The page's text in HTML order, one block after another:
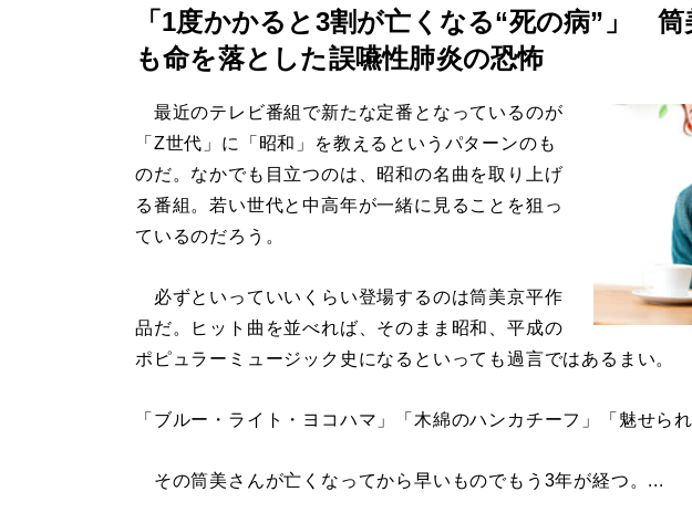
「1度かかると3割が亡くなる“死の病”」 筒
も命を落とした誤嚥性肺炎の恐怖
最近のテレビ番組で新たな定番となっているのが
「Z世代」に「昭和」を教えるというパターンのも
のだ。なかでも目立つのは、昭和の名曲を取り上げ
る番組。若い世代と中高年が一緒に見ることを狙っ
ているのだろう。
必ずといっていいくらい登場するのは筒美京平作
品だ。ヒット曲を並べれば、そのまま昭和、平成の
ポピュラーミュージック史になるといっても過言ではあるまい。
「ブルー・ライト・ヨコハマ」「木綿のハンカチーフ」「魅せられ
その筒美さんが亡くなってから早いものでもう3年が経つ。...